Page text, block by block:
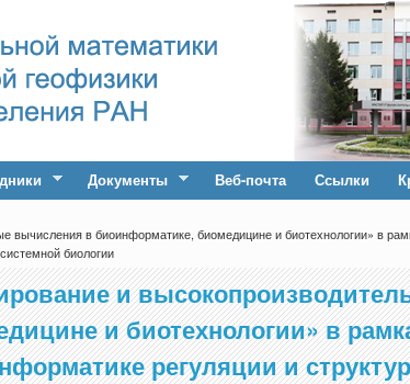
Документы Веб-почта Ссылки
в биоинформатике, биомедицине и биотехнологии» в
биологии
и
и биотехнологии» в
регуляции и